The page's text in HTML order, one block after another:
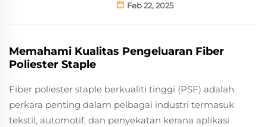
Feb 22, 2025
Memahami Kualitas Pengeluaran Fiber
Poliester Staple
Fiber poliester staple berkualiti tinggi (PSF) adalah
perkara penting dalam pelbagai industri termasuk
tekstil, automotif, dan penyekatan kerana aplikasi